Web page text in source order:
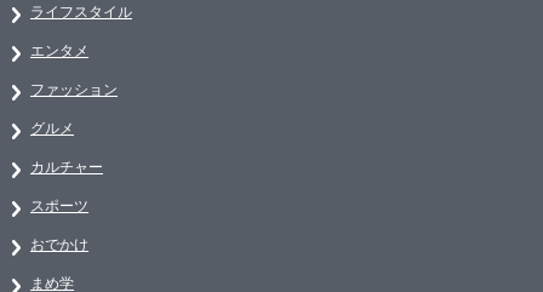
ライフスタイル
エンタメ
ファッション
グルメ
カルチャー
スポーツ
おでかけ
まめ学